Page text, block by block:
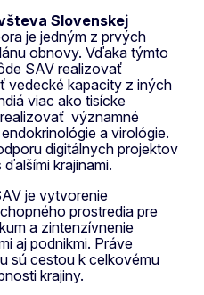
Slovenskej
je jedným z prvých
obnovy. Vďaka týmto
SAV realizovať
vedecké kapacity z iných
viac ako tisícke
významné
a virológie.
digitálnych projektov
krajinami.
je vytvorenie
prostredia pre
a zintenzívnenie
aj podnikmi. Práve
sú cestou k celkovému
krajiny.